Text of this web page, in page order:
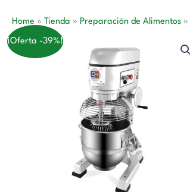
Home » Tienda » Preparación de Alimentos »
¡Oferta -39%!